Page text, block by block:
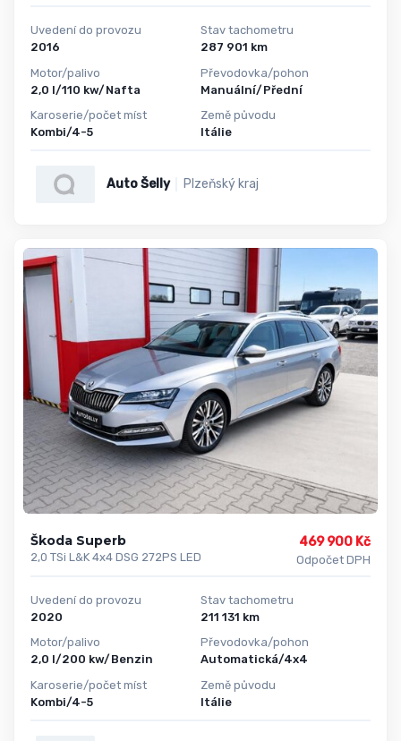
Uvedení do provozu
2016
Motor/palivo
2,0 l/110 kw/Nafta
Karoserie/počet míst
Kombi/4-5
Stav tachometru
287 901 km
Převodovka/pohon
Manuální/Přední
Země původu
Itálie
Auto Šelly Plzeňský kraj
Škoda Superb
2,0 TSi L&K 4x4 DSG 272PS LED
469 900 Kč
Odpočet DPH
Uvedení do provozu
2020
Motor/palivo
2,0 l/200 kw/Benzin
Karoserie/počet míst
Kombi/4-5
Stav tachometru
211 131 km
Převodovka/pohon
Automatická/4x4
Země původu
Itálie